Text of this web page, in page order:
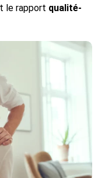
le rapport qualité-